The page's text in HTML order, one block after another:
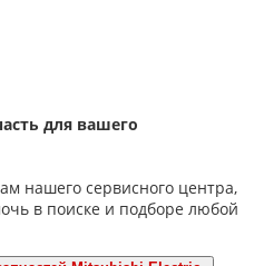
для вашего
нашего сервисного центра,
в поиске и подборе любой